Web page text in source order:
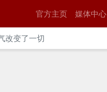
官方主页 媒体中心
改变了一切